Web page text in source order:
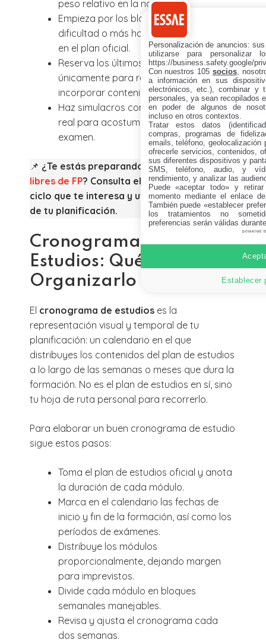
peso relativo en la nota.
Empieza por los bloques con mayor
dificultad o más horas recomendadas
en el plan oficial.
Reserva los últimos 7-10 días
únicamente para repaso global, sin
incorporar contenido nuevo.
Haz simulacros con exigencia de tiempo
real para acostumbrarte al ritmo del
examen.
📌 ¿Te estás preparando para laspruebas
libres de FP? Consulta el plan de estudios del
ciclo que te interesa y utilízalo como base
de tu planificación.
Cronograma de
Estudios: Qué es y Cómo
Organizarlo
El cronograma de estudios es la
representación visual y temporal de tu
planificación: un calendario en el que
distribuyes los contenidos del plan de estudios
a lo largo de las semanas o meses que dura la
formación. No es el plan de estudios en sí, sino
tu hoja de ruta personal para recorrerlo.
Para elaborar un buen cronograma de estudio
sigue estos pasos:
Toma el plan de estudios oficial y anota
la duración de cada módulo.
Marca en el calendario las fechas de
inicio y fin de la formación, así como los
períodos de exámenes.
Distribuye los módulos
proporcionalmente, dejando margen
para imprevistos.
Divide cada módulo en bloques
semanales manejables.
Revisa y ajusta el cronograma cada
dos semanas.
Personalización de anuncios:
utilizarse para personalizar
https://business.safety.google/
Con nuestros 105 socios,
a información en sus
electrónicos, etc.), combinar y
personales, ya sean recopilados
en poder de algunos de
incluso en otros contextos.
Tratar estos datos
compras, programas de
emails, teléfono,
ofrecerle servicios, contenidos,
sus diferentes dispositivos y
SMS, teléfono, audio, y
rendimiento, y analizar las
Puede «aceptar todo» y
momento mediante el enlace
También puede «establecer
los tratamientos no
preferencias serán válidas
powered
Establecer